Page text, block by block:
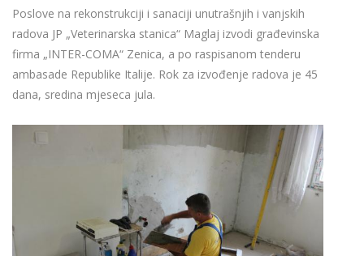
Poslove na rekonstrukciji i sanaciji unutrašnjih i vanjskih
radova JP „Veterinarska stanica“ Maglaj izvodi građevinska
firma „INTER-COMA“ Zenica, a po raspisanom tenderu
ambasade Republike Italije. Rok za izvođenje radova je 45
dana, sredina mjeseca jula.